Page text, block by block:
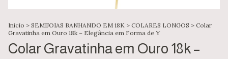
Início > SEMIJOIAS BANHANDO EM 18K > COLARES LONGOS > Colar
Gravatinha em Ouro 18k – Elegância em Forma de Y
Colar Gravatinha em Ouro 18k –